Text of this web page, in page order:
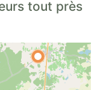
tout près